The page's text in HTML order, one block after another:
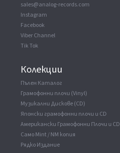
sales@analog-records.com
Instagram
Facebook
Viber Channel
Tik Tok
Колекции
Пълен Каталог
Грамофонни плочи (Vinyl)
Музикални Дискове (CD)
Японски грамофонни плочи и CD
Американски Грамофонни Плочи и CD
Само Mint / NM копия
Рядко Издание